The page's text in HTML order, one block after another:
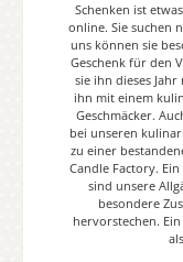
Schenken ist
online. Sie suchen
uns können sie
Geschenk für den
sie ihn dieses
ihn mit einem
Geschmäcker.
bei unseren
zu einer
Candle Factory.
sind unsere
besondere
hervorstechen.